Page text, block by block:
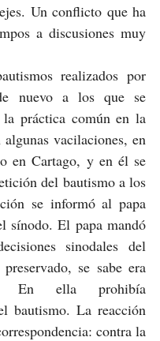
Un conflicto que ha
a discusiones muy
realizados por
nuevo a los que se
práctica común en la
vacilaciones, en
en Cartago, y en él se
del bautismo a los
se informó al papa
sínodo. El papa mandó
sinodales del
se sabe era
En ella prohibía
bautismo. La reacción
contra la